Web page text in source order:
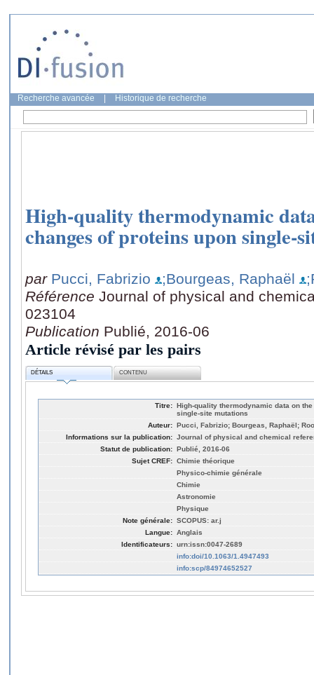
Recherche avancée Historique de recherche
High-quality thermodynamic
changes of proteins upon single-
par Pucci, Fabrizio ;Bourgeas, Raphaël
Référence Journal of physical and
023104
Publication Publié, 2016-06
Article révisé par les pairs
DÉTAILS CONTENU
Titre: High-quality thermodynamic data on
single-site mutations
Auteur: Pucci, Fabrizio; Bourgeas, Raphaël;
Informations sur la publication: Journal of physical and chemical
Statut de publication: Publié, 2016-06
Sujet CREF: Chimie théorique
Physico-chimie générale
Chimie
Astronomie
Physique
Note générale: SCOPUS: ar.j
Langue: Anglais
Identificateurs: urn:issn:0047-2689
info:doi/10.1063/1.4947493
info:scp/84974652527